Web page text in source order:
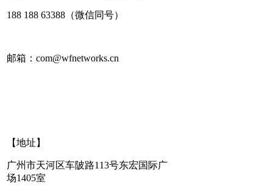
188 188 63388（微信同号）
邮箱：com@wfnetworks.cn
【地址】
广州市天河区车陂路113号东宏国际广
场1405室